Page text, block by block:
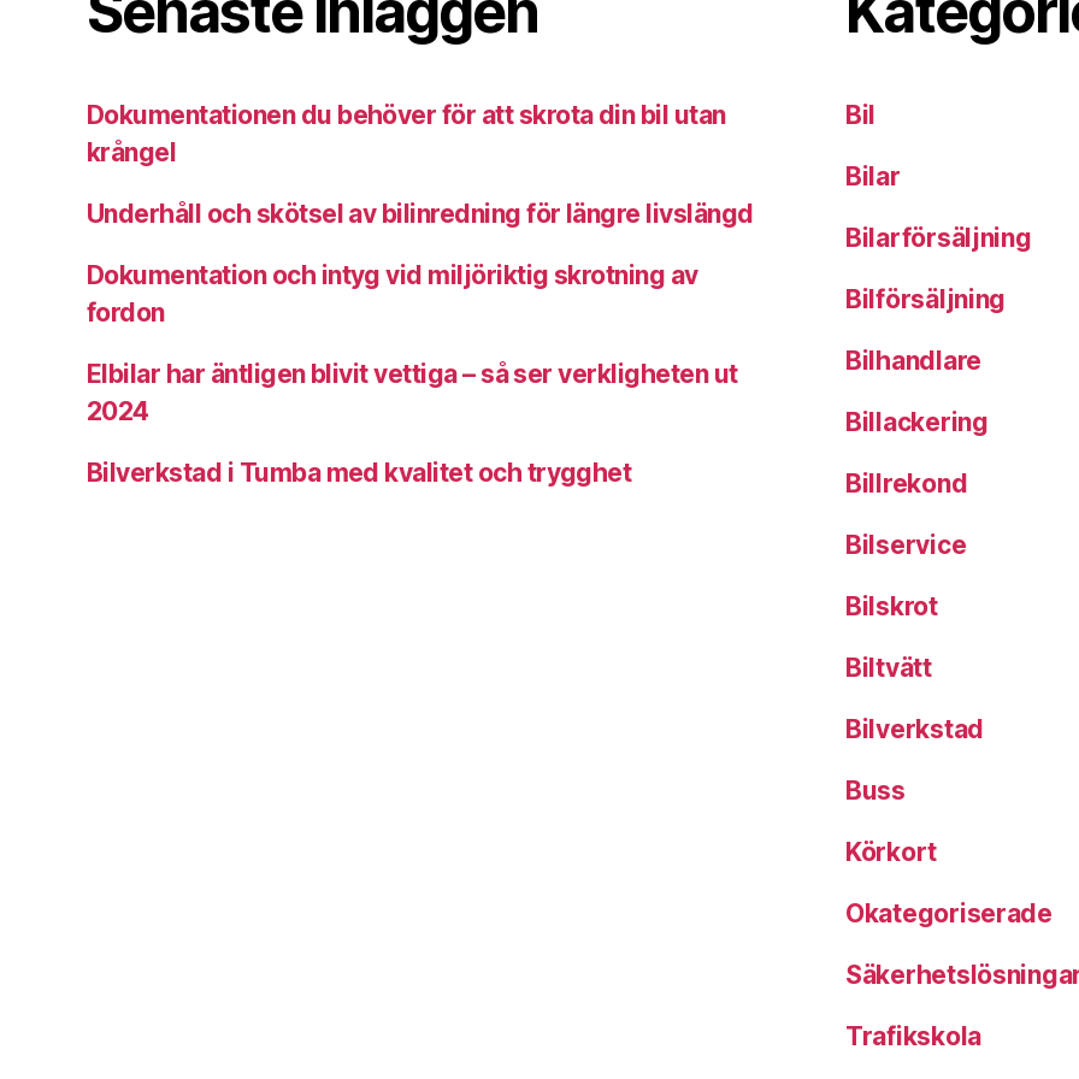
Dokumentationen du behöver för att skrota din bil utan
krångel
Underhåll och skötsel av bilinredning för längre livslängd
Dokumentation och intyg vid miljöriktig skrotning av
fordon
Elbilar har äntligen blivit vettiga – så ser verkligheten ut
2024
Bilverkstad i Tumba med kvalitet och trygghet
Bil
Bilar
Bilarförsäljning
Bilförsäljning
Bilhandlare
Billackering
Billrekond
Bilservice
Bilskrot
Biltvätt
Bilverkstad
Buss
Körkort
Okategoriserade
Trafikskola